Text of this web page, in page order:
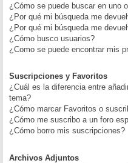
¿Cómo se puede buscar en uno
¿Por qué mi búsqueda me
¿Por qué mi búsqueda me
¿Cómo busco usuarios?
¿Como se puede encontrar mis
Suscripciones y Favoritos
¿Cuál es la diferencia entre
tema?
¿Cómo marcar Favoritos o
¿Cómo me suscribo a un foro
¿Cómo borro mis suscripciones?
Archivos Adjuntos